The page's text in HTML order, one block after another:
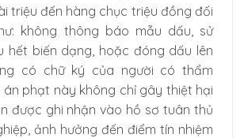
triệu đến hàng chục triệu đồng đối
không thông báo mẫu dấu, sử
hết biến dạng, hoặc đóng dấu lên
có chữ ký của người có thẩm
án phạt này không chỉ gây thiệt hại
được ghi nhận vào hồ sơ tuân thủ
ảnh hưởng đến điểm tín nhiệm